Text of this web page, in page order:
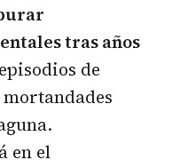
tras años
de
en el